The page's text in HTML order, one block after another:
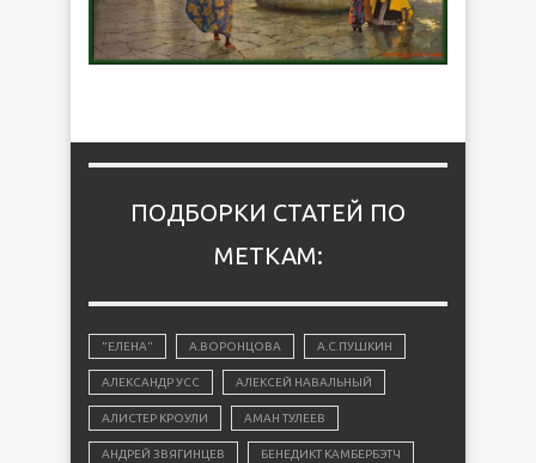
ПОДБОРКИ СТАТЕЙ ПО
МЕТКАМ:
"ЕЛЕНА" А.ВОРОНЦОВА А.С.ПУШКИН
АЛЕКСАНДР УСС АЛЕКСЕЙ НАВАЛЬНЫЙ
АЛИСТЕР КРОУЛИ АМАН ТУЛЕЕВ
АНДРЕЙ ЗВЯГИНЦЕВ БЕНЕДИКТ КАМБЕРБЭТЧ